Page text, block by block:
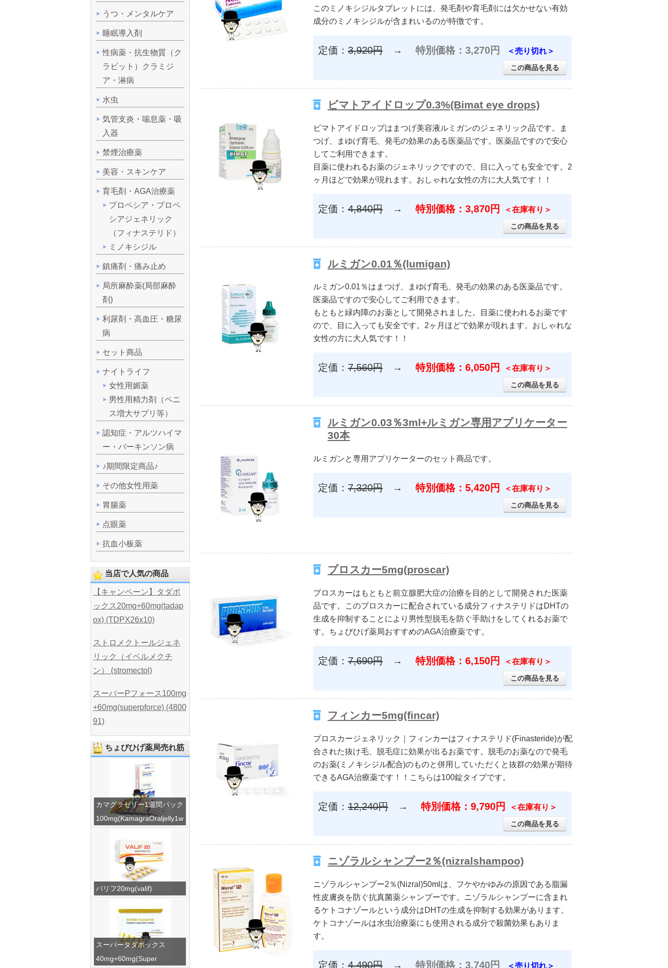
このミノキシジルタブレットには、発毛剤や育毛剤には欠かせない有効
成分のミノキシジルが含まれいるのが特徴です。
定価： 3,920円 → 特別価格：3,270円 ＜売り切れ＞
この商品を見る
ビマトアイドロップ0.3%(Bimat eye drops)
ビマトアイドロップはまつげ美容液ルミガンのジェネリック品です。ま
つげ、まゆげ育毛、発毛の効果のある医薬品です。医薬品ですので安心
してご利用できます。
目薬に使われるお薬のジェネリックですので、目に入っても安全です。2
ヶ月ほどで効果が現れます。おしゃれな女性の方に大人気です！！
定価： 4,840円 → 特別価格：3,870円 ＜在庫有り＞
この商品を見る
ルミガン0.01％(lumigan)
ルミガン0.01％はまつげ、まゆげ育毛、発毛の効果のある医薬品です。
医薬品ですので安心してご利用できます。
もともと緑内障のお薬として開発されました。目薬に使われるお薬です
ので、目に入っても安全です。2ヶ月ほどで効果が現れます。おしゃれな
女性の方に大人気です！！
定価： 7,560円 → 特別価格：6,050円 ＜在庫有り＞
この商品を見る
ルミガン0.03％3ml+ルミガン専用アプリケーター
30本
ルミガンと専用アプリケーターのセット商品です。
定価： 7,320円 → 特別価格：5,420円 ＜在庫有り＞
この商品を見る
プロスカー5mg(proscar)
プロスカーはもともと前立腺肥大症の治療を目的として開発された医薬
品です。このプロスカーに配合されている成分フィナステリドはDHTの
生成を抑制することにより男性型脱毛を防ぐ手助けをしてくれるお薬で
す。ちょびひげ薬局おすすめのAGA治療薬です。
定価： 7,690円 → 特別価格：6,150円 ＜在庫有り＞
この商品を見る
フィンカー5mg(fincar)
プロスカージェネリック｜フィンカーはフィナステリド(Finasteride)が配
合された抜け毛、脱毛症に効果が出るお薬です。脱毛のお薬なので発毛
のお薬(ミノキシジル配合)のものと併用していただくと抜群の効果が期待
できるAGA治療薬です！！こちらは100錠タイプです。
定価： 12,240円 → 特別価格：9,790円 ＜在庫有り＞
この商品を見る
ニゾラルシャンプー2％(nizralshampoo)
ニゾラルシャンプー2％(Nizral)50mlは、フケやかゆみの原因である脂漏
性皮膚炎を防ぐ抗真菌薬シャンプーです。ニゾラルシャンプーに含まれ
るケトコナゾールという成分はDHTの生成を抑制する効果があります。
ケトコナゾールは水虫治療薬にも使用される成分で殺菌効果もありま
す。
定価： 4,490円 → 特別価格：3,740円 ＜売り切れ＞
うつ・メンタルケア
睡眠導入剤
性病薬・抗生物質（ク
ラビット）クラミジ
ア・淋病
水虫
気管支炎・喘息薬・吸
入器
禁煙治療薬
美容・スキンケア
育毛剤・AGA治療薬
プロペシア・プロペ
シアジェネリック
（フィナステリド）
ミノキシジル
鎮痛剤・痛み止め
局所麻酔薬(局部麻酔
剤)
利尿剤・高血圧・糖尿
病
セット商品
ナイトライフ
女性用媚薬
男性用精力剤（ペニ
ス増大サプリ等）
認知症・アルツハイマ
ー・パーキンソン病
♪期間限定商品♪
その他女性用薬
胃腸薬
点眼薬
抗血小板薬
当店で人気の商品
【キャンペーン】タダポ
ックス20mg+60mg(tadap
ox) (TDPX26x10)
ストロメクトールジェネ
リック（イベルメクチ
ン） (stromectol)
スーパーPフォース100mg
+60mg(superpforce) (4800
91)
ちょびひげ薬局売れ筋
カマグラゼリー1週間パック
100mg(KamagraOraljelly1w
バリフ20mg(valif)
スーパータダポックス
40mg+60mg(Super